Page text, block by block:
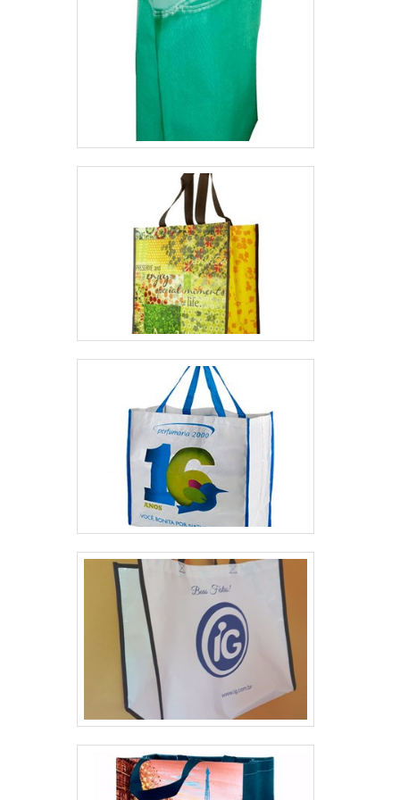
grão e embalagem valvulada.É uma empresa
comprometida com seus serviços e uma
empresa responsável, características
possíveis pelo fato de a empresa ter
escritório de alta qualidade onde são
realizadas as atividades e estrutura
suficiente para atender todas as
demandas. Todos esses fatores, agregados
a uma equipe multidisciplinar de consultores
associados e colaboradores eficientes,
garantem o sucesso de cada cliente de